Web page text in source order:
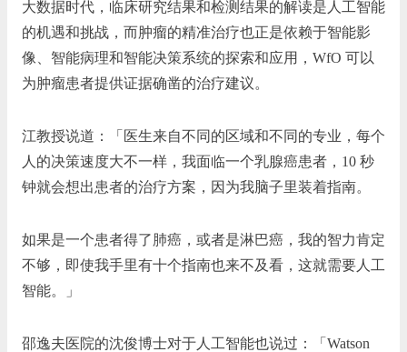
大数据时代，临床研究结果和检测结果的解读是人工智能
的机遇和挑战，而肿瘤的精准治疗也正是依赖于智能影
像、智能病理和智能决策系统的探索和应用，WfO 可以
为肿瘤患者提供证据确凿的治疗建议。
江教授说道：「医生来自不同的区域和不同的专业，每个
人的决策速度大不一样，我面临一个乳腺癌患者，10 秒
钟就会想出患者的治疗方案，因为我脑子里装着指南。
如果是一个患者得了肺癌，或者是淋巴癌，我的智力肯定
不够，即使我手里有十个指南也来不及看，这就需要人工
智能。」
邵逸夫医院的沈俊博士对于人工智能也说过：「Watson